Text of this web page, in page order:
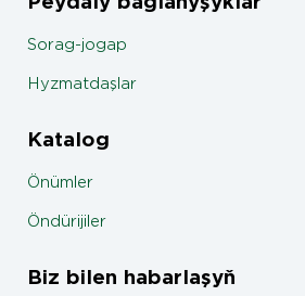
Sorag-jogap
Hyzmatdaşlar
Katalog
Önümler
Öndürijiler
Biz bilen habarlaşyň